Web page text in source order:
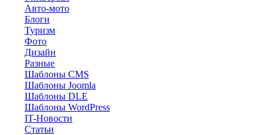
Авто-мото
Блоги
Туризм
Фото
Дизайн
Разные
Шаблоны CMS
Шаблоны Joomla
Шаблоны DLE
Шаблоны WordPress
IT-Новости
Статьи